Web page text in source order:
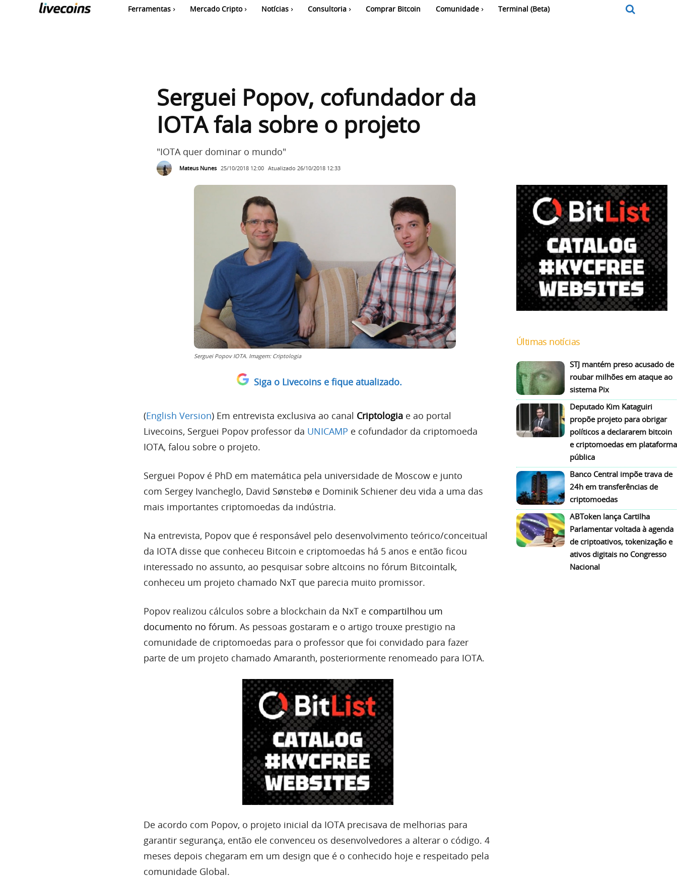
Ferramentas Mercado Cripto Notícias Consultoria Comprar Bitcoin Comunidade Terminal (Beta)
Serguei Popov, cofundador da
IOTA fala sobre o projeto
"IOTA quer dominar o mundo"
Mateus Nunes 25/10/2018 12:00 Atualizado 26/10/2018 12:33
Serguei Popov IOTA. Imagem: Criptologia
Siga o Livecoins e fique atualizado.
(English Version) Em entrevista exclusiva ao canal Criptologia e ao portal
Livecoins, Serguei Popov professor da UNICAMP e cofundador da criptomoeda
IOTA, falou sobre o projeto.
Serguei Popov é PhD em matemática pela universidade de Moscow e junto
com Sergey Ivancheglo, David Sønstebø e Dominik Schiener deu vida a uma das
mais importantes criptomoedas da indústria.
Na entrevista, Popov que é responsável pelo desenvolvimento teórico/conceitual
da IOTA disse que conheceu Bitcoin e criptomoedas há 5 anos e então ficou
interessado no assunto, ao pesquisar sobre altcoins no fórum Bitcointalk,
conheceu um projeto chamado NxT que parecia muito promissor.
Popov realizou cálculos sobre a blockchain da NxT e compartilhou um
documento no fórum. As pessoas gostaram e o artigo trouxe prestigio na
comunidade de criptomoedas para o professor que foi convidado para fazer
parte de um projeto chamado Amaranth, posteriormente renomeado para IOTA.
De acordo com Popov, o projeto inicial da IOTA precisava de melhorias para
garantir segurança, então ele convenceu os desenvolvedores a alterar o código. 4
meses depois chegaram em um design que é o conhecido hoje e respeitado pela
comunidade Global.
Últimas notícias
STJ mantém preso acusado de
roubar milhões em ataque ao
sistema Pix
Deputado Kim Kataguiri
propõe projeto para obrigar
políticos a declararem bitcoin
e criptomoedas em plataforma
pública
Banco Central impõe trava de
24h em transferências de
criptomoedas
ABToken lança Cartilha
Parlamentar voltada à agenda
de criptoativos, tokenização e
ativos digitais no Congresso
Nacional